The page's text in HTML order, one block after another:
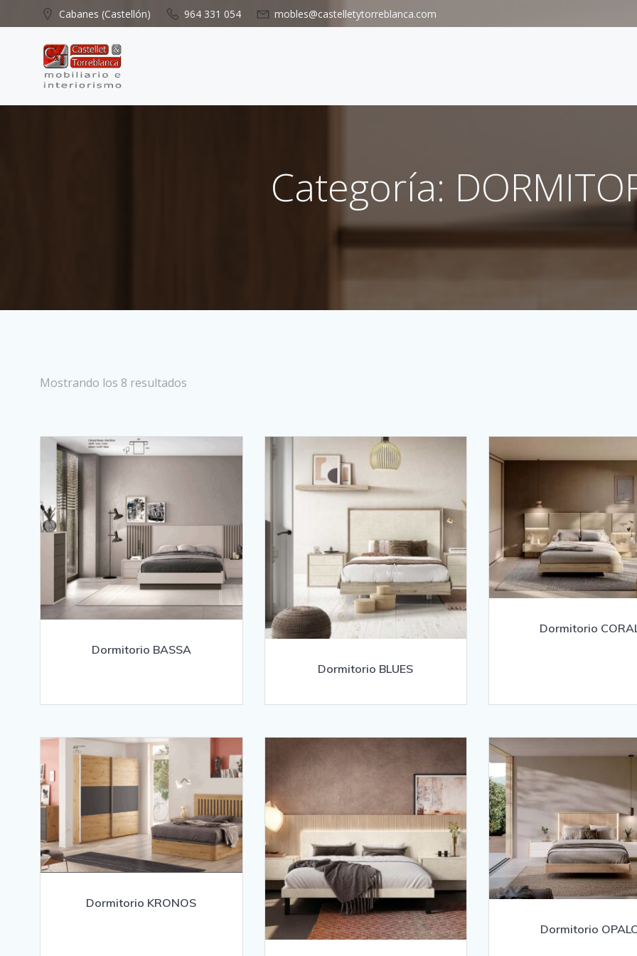
al
contenido
Cabanes (Castellón) 964 331 054 mobles@castelletytorreblanca.com
Categoría:
Mostrando los 8 resultados
Dormitorio BASSA
Dormitorio BLUES
Dormitorio
Dormitorio KRONOS
Dormitorio